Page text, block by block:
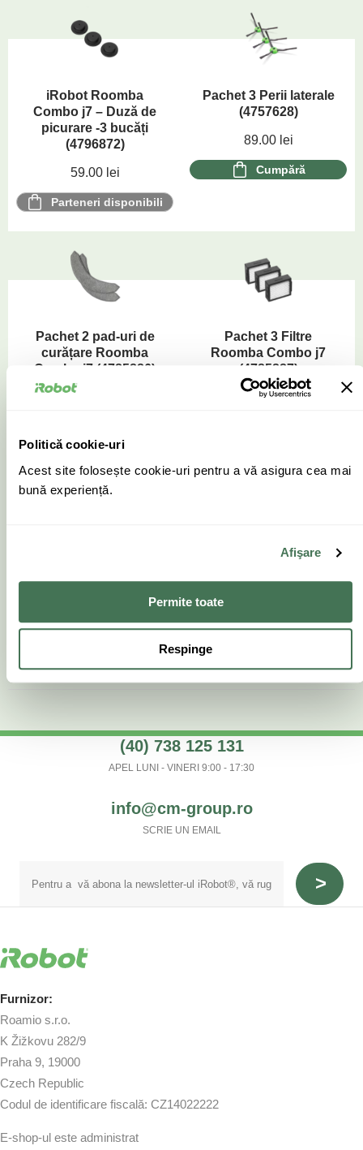
Politică cookie-uri
Acest site folosește cookie-uri pentru a vă asigura cea mai
bună experiență.
Afişare
Permite toate
Respinge
iRobot Roomba
Combo j7 – Duză de
picurare -3 bucăți
(4796872)
59.00 lei
Parteneri disponibili
Pachet 3 Perii laterale
(4757628)
89.00 lei
Cumpără
Pachet 2 pad-uri de
curățare Roomba
Combo j7 (4785886)
199.00
Pachet 3 Filtre
Roomba Combo j7
(4785887)
179.00lei
99.00lei
Rotila frontală
(40) 738 125 131
APEL LUNI - VINERI 9:00 - 17:30
info@cm-group.ro
SCRIE UN EMAIL
Furnizor:
Roamio s.r.o.
K Žižkovu 282/9
Praha 9, 19000
Czech Republic
Codul de identificare fiscală: CZ14022222
E-shop-ul este administrat